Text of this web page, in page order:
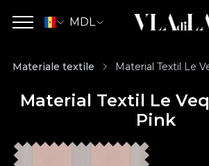
MDL
Materiale textile Material Textil Le
Material Textil Le
Pink